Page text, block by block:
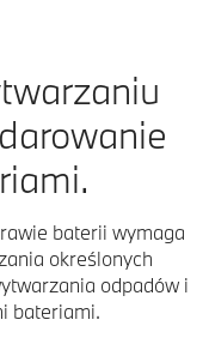
baterii wymaga
określonych
odpadów i
bateriami.